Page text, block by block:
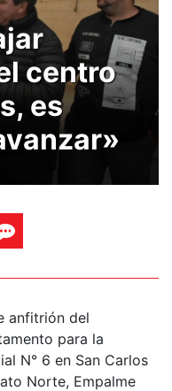
centro
es
anfitrión del
para la
N° 6 en San Carlos
Norte, Empalme